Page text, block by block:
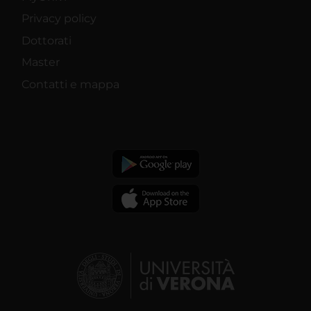
Privacy policy
Dottorati
Master
Contatti e mappa